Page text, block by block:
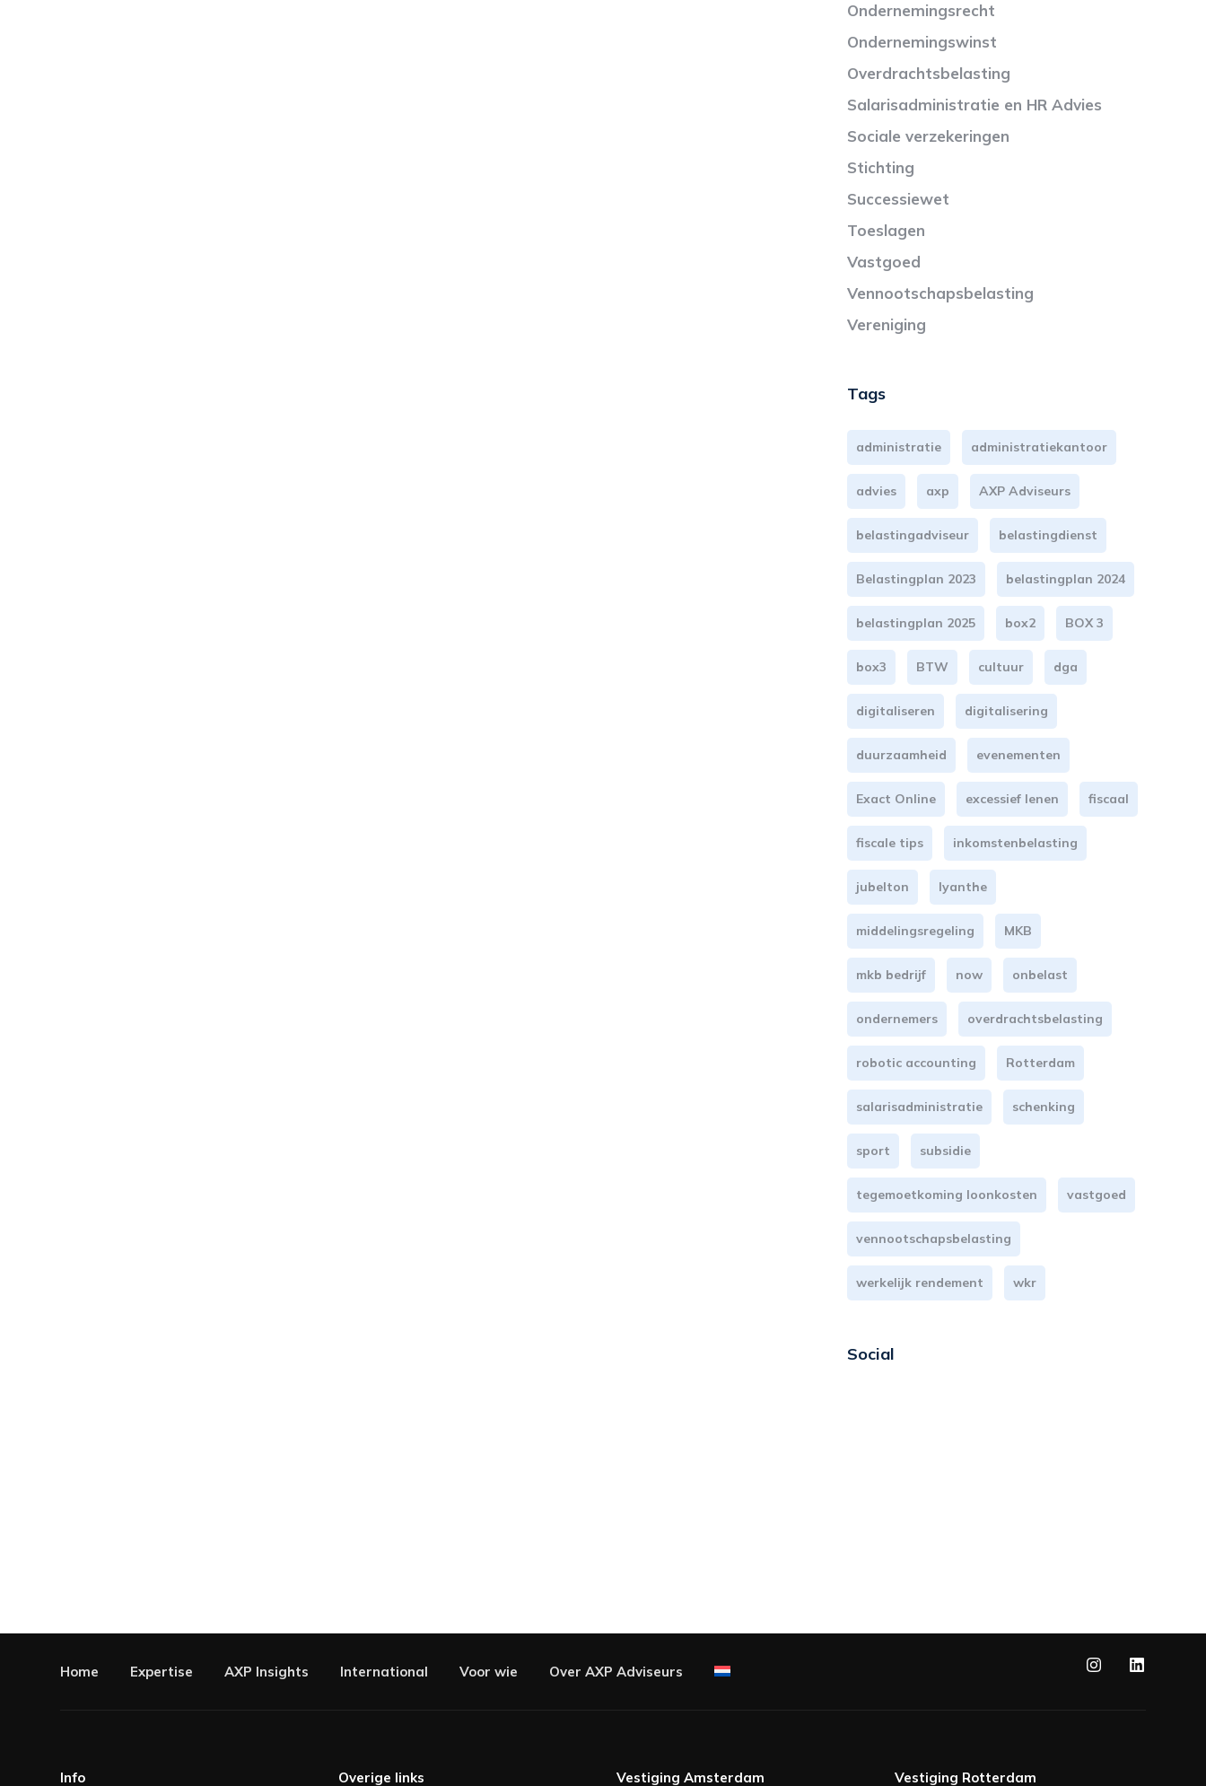
Ondernemingsrecht
Ondernemingswinst
Overdrachtsbelasting
Salarisadministratie en HR Advies
Sociale verzekeringen
Stichting
Successiewet
Toeslagen
Vastgoed
Vennootschapsbelasting
Vereniging
Tags
administratie administratiekantoor
advies axp AXP Adviseurs
belastingadviseur belastingdienst
Belastingplan 2023 belastingplan 2024
belastingplan 2025 box2 BOX 3
box3 BTW cultuur dga
digitaliseren digitalisering
duurzaamheid evenementen
Exact Online excessief lenen fiscaal
fiscale tips inkomstenbelasting
jubelton lyanthe
middelingsregeling MKB
mkb bedrijf now onbelast
ondernemers overdrachtsbelasting
robotic accounting Rotterdam
salarisadministratie schenking
sport subsidie
tegemoetkoming loonkosten vastgoed
vennootschapsbelasting
werkelijk rendement wkr
Social
Home Expertise AXP Insights International Voor wie Over AXP Adviseurs
Info Overige links Vestiging Amsterdam Vestiging Rotterdam